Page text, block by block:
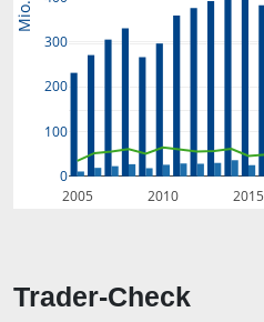
2005 2010 2015
0
100
200
300
Mio.
Trader-Check